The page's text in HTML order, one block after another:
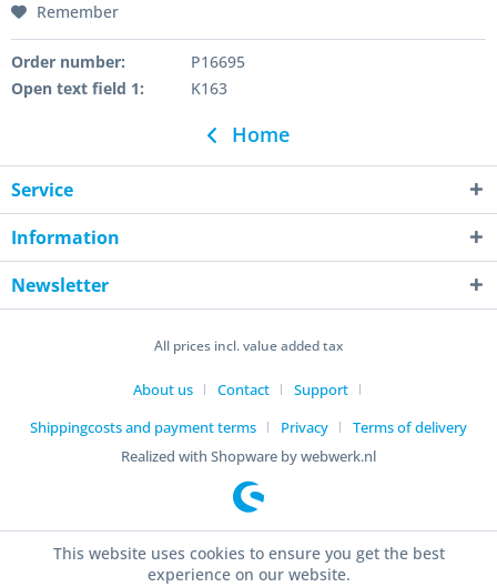
Remember
Order number:
P16695
Open text field 1:
K163
Home
Service
Information
Newsletter
All prices incl. value added tax
About us Contact
Support
Shippingcosts and payment terms
Privacy
Terms of delivery
Realized with Shopware by webwerk.nl
This website uses cookies to ensure you get the best
experience on our website.